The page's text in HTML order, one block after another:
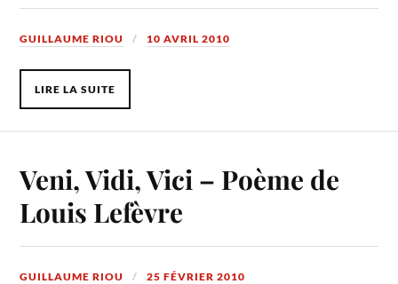
GUILLAUME RIOU 10 AVRIL 2010
LIRE LA SUITE
Veni, Vidi, Vici – Poème de
Louis Lefèvre
GUILLAUME RIOU 25 FÉVRIER 2010